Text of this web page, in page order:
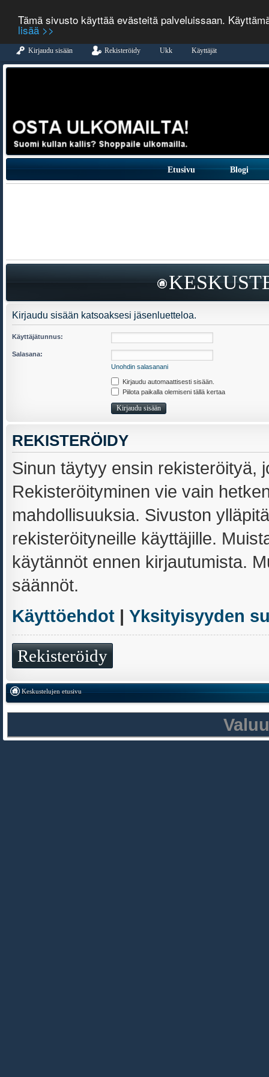
Tämä sivusto käyttää evästeitä palveluissaan.
lisää >>
Kirjaudu sisään Rekisteröidy Ukk Käyttäjät
Etusivu Blogi
Kirjaudu sisään katsoaksesi jäsenluetteloa.
Käyttäjätunnus:
Salasana:
Unohdin salasanani
Kirjaudu automaattisesti sisään.
Piilota paikalla olemiseni tällä kertaa
REKISTERÖIDY
Sinun täytyy ensin rekisteröityä,
Rekisteröityminen vie vain
mahdollisuuksia. Sivuston
rekisteröityneille käyttäjille.
käytännöt ennen kirjautumista.
säännöt.
Käyttöehdot | Yksityisyyden
Rekisteröidy
Keskustelujen etusivu